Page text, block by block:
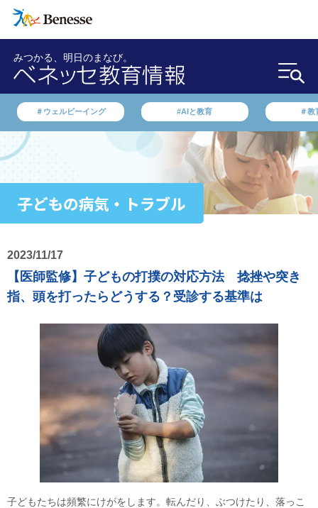
みつかる、明日のまなび。
＃ウェルビーイング #AIと教育 ＃教
2023/11/17
【医師監修】子どもの打撲の対応方法 捻挫や突き
指、頭を打ったらどうする？受診する基準は
子どもたちは頻繁にけがをします。転んだり、ぶつけたり、落っこ